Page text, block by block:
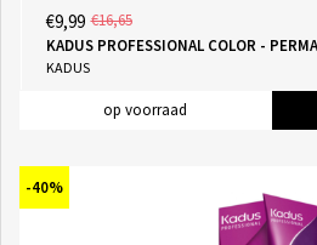
€9,99 €16,65
KADUS PROFESSIONAL COLOR -
KADUS
op voorraad
-40%